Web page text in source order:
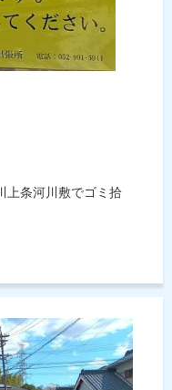
上条河川敷でゴミ拾